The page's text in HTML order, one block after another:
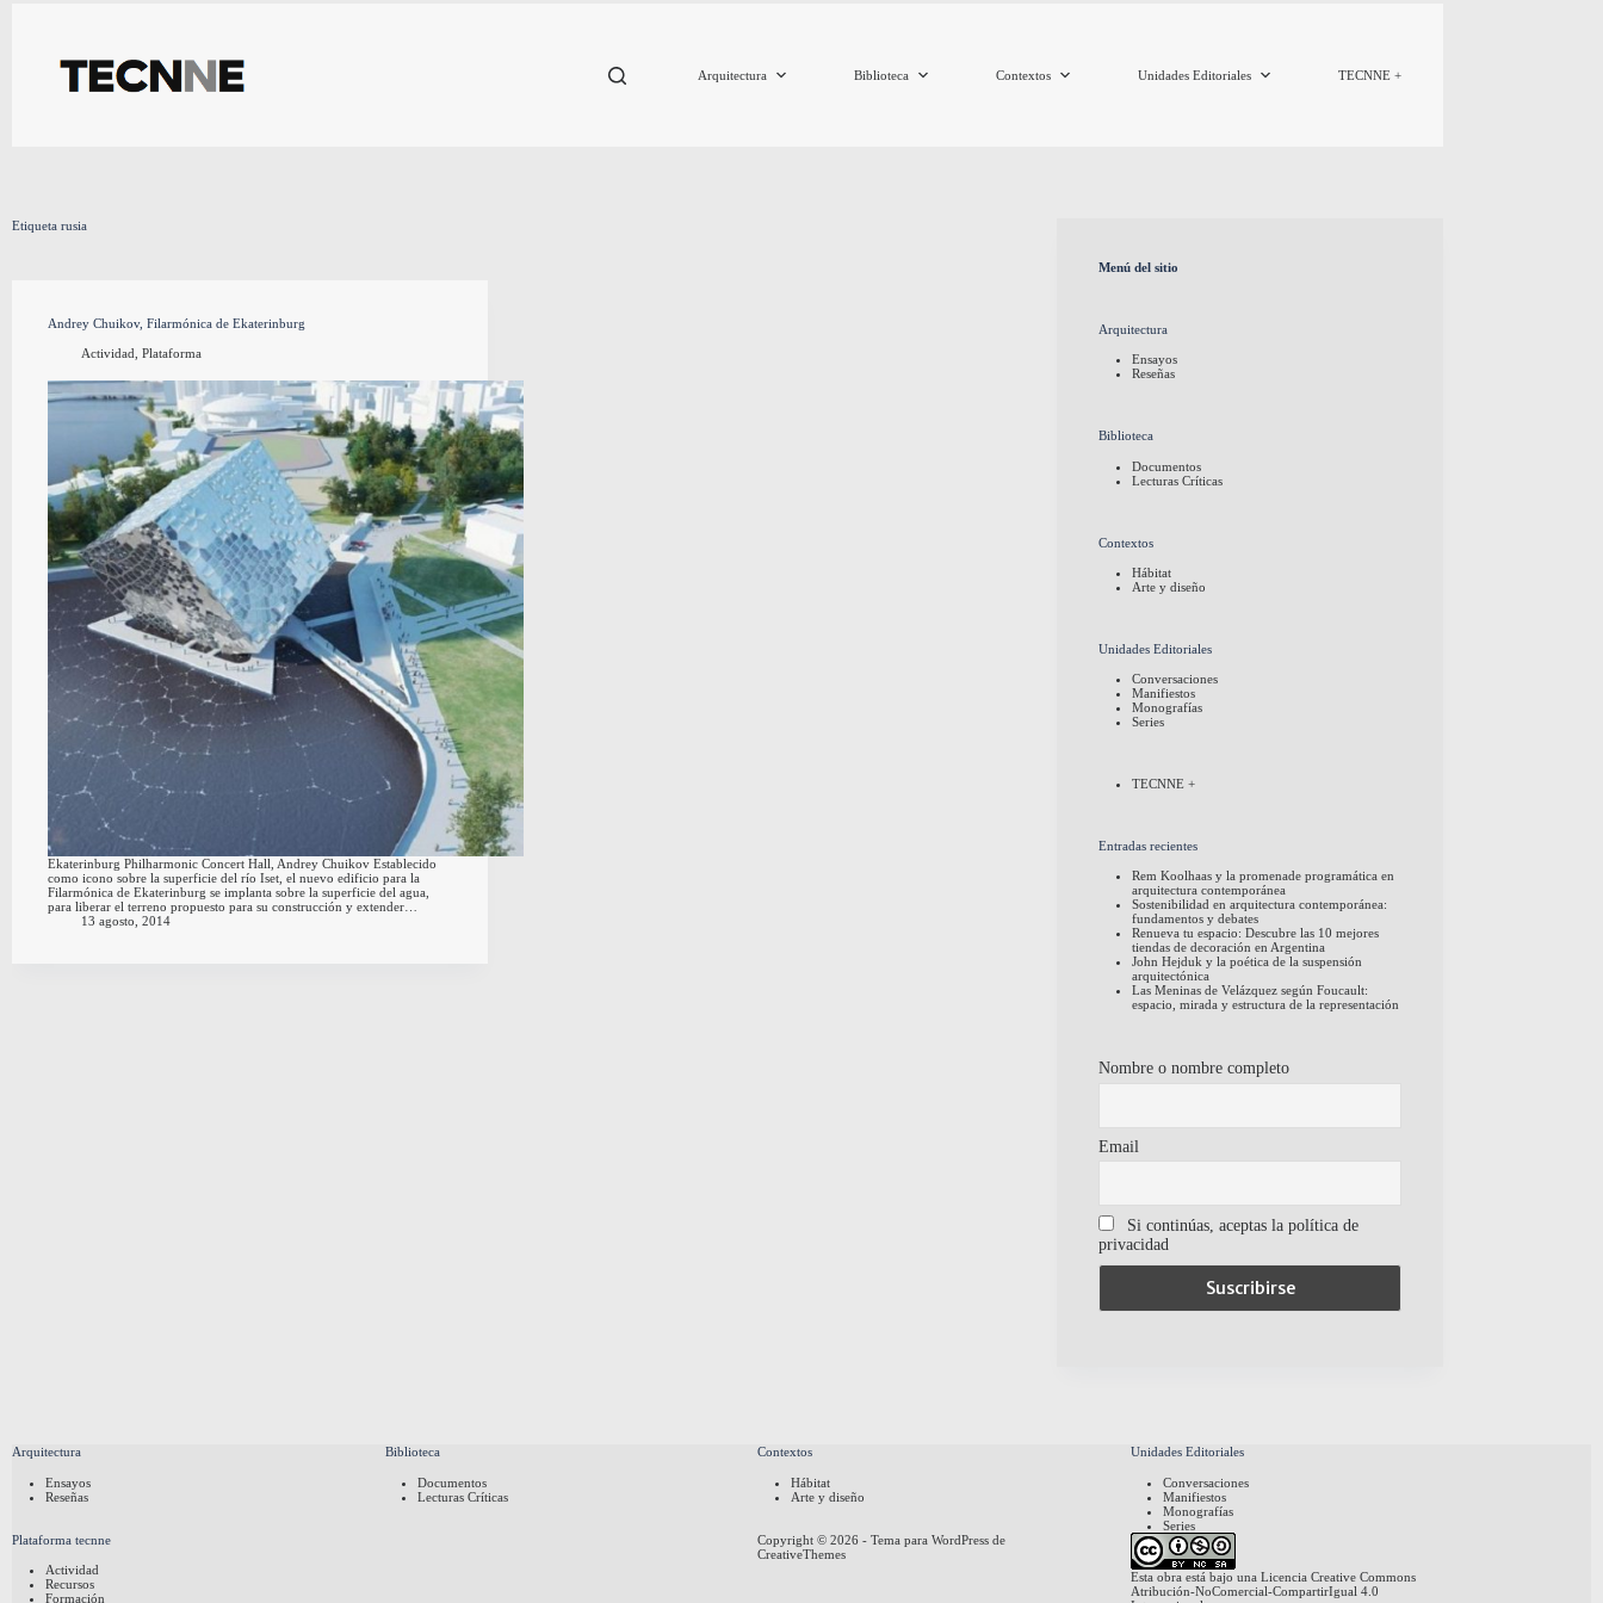
Arquitectura Biblioteca Contextos Unidades Editoriales TECNNE +
Etiqueta rusia
Andrey Chuikov, Filarmónica de Ekaterinburg
Actividad Plataforma
Ekaterinburg Philharmonic Concert Hall, Andrey Chuikov Establecido
como icono sobre la superficie del río Iset, el nuevo edificio para la
Filarmónica de Ekaterinburg se implanta sobre la superficie del agua,
para liberar el terreno propuesto para su construcción y extender…
13 agosto, 2014
Menú del sitio
Arquitectura
Ensayos
Reseñas
Biblioteca
Documentos
Lecturas Críticas
Contextos
Hábitat
Arte y diseño
Unidades Editoriales
Conversaciones
Manifiestos
Monografías
Series
TECNNE +
Entradas recientes
Rem Koolhaas y la promenade programática en
arquitectura contemporánea
Sostenibilidad en arquitectura contemporánea:
fundamentos y debates
Renueva tu espacio: Descubre las 10 mejores
tiendas de decoración en Argentina
John Hejduk y la poética de la suspensión
arquitectónica
Las Meninas de Velázquez según Foucault:
espacio, mirada y estructura de la representación
Nombre o nombre completo
Email
Si continúas, aceptas la política de
privacidad
Arquitectura
Ensayos
Reseñas
Biblioteca
Documentos
Lecturas Críticas
Contextos
Hábitat
Arte y diseño
Unidades Editoriales
Conversaciones
Manifiestos
Monografías
Series
Plataforma tecnne
Actividad
Recursos
Formación
Copyright © 2026 - Tema para WordPress de
CreativeThemes
Esta obra está bajo una Licencia Creative Commons
Atribución-NoComercial-CompartirIgual 4.0